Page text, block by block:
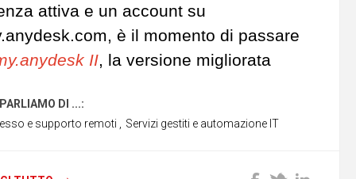
a più fattori
metodi di autenticazione a più
unulteriore livello di protezione
gli accessi non autorizzati,
attiva e un account su
è il momento di passare
II, la versione migliorata
migrazione, potrai trasferire tutti i
dati dal vecchio my.anydesk I al nuovo
PARLIAMO DI ...:
e supporto remoti , Servizi gestiti e automazione IT